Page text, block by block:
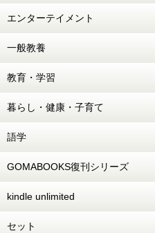
エンターテイメント
一般教養
教育・学習
暮らし・健康・子育て
語学
GOMABOOKS復刊シリーズ
kindle unlimited
セット